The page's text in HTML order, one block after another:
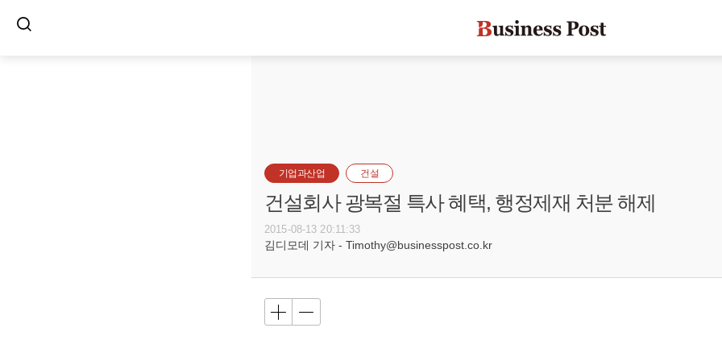
기업과산업 건설
건설회사 광복절 특사 혜택, 행정제재 처분 해제
2015-08-13 20:11:33
김디모데 기자 - Timothy@businesspost.co.kr